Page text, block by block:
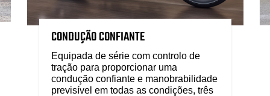
CONDUÇÃO CONFIANTE
Equipada de série com controlo de
tração para proporcionar uma
condução confiante e manobrabilidade
previsível em todas as condições, três